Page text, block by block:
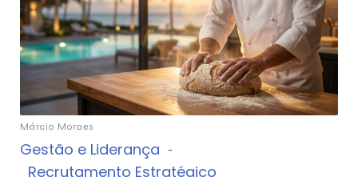
Márcio Moraes
Gestão e Liderança -
Recrutamento Estratégico